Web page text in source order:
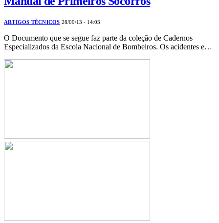
ARTIGOS TÉCNICOS 28/09/13 - 14:03
O Documento que se segue faz parte da coleção de Cadernos
Especializados da Escola Nacional de Bombeiros. Os acidentes e…